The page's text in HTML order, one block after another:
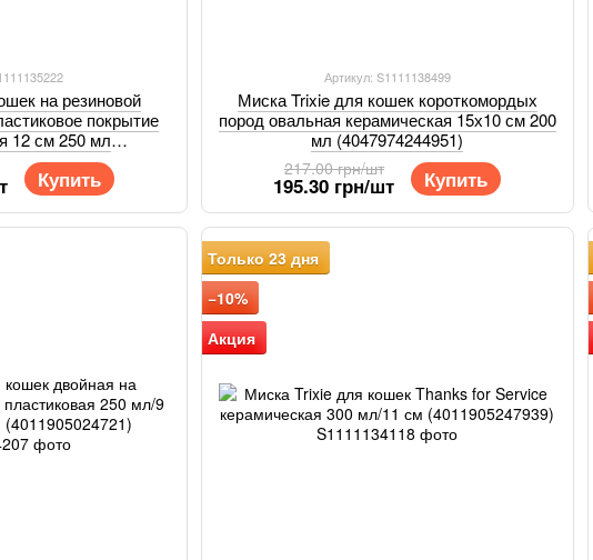
на резиновой
покрытие
12 см 250 мл
Купить
Артикул: S1111138499
Миска Trixie для кошек короткомордых
пород овальная керамическая 15х10 см 200
мл (4047974244951)
217.00 грн/шт
195.30 грн/шт Купить
Только 23 дня
−10%
Акция